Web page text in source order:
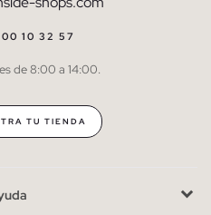
en cualquier momento.
10 32 57
de 8:00 a 14:00.
TU TIENDA